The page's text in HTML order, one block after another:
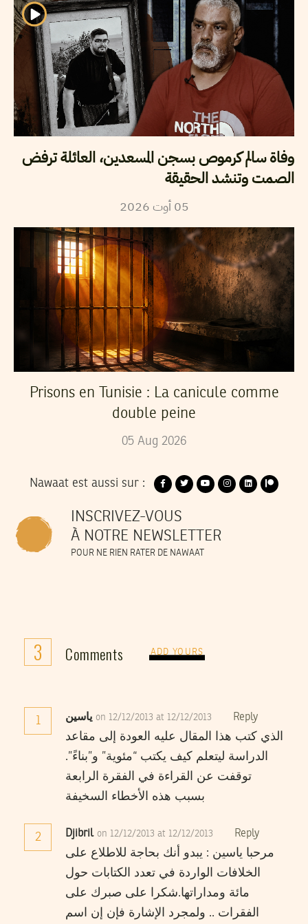
وفاة سالم كرموص بسجن المسعدين، العائلة ترفض
الصمت وتنشد الحقيقة
05 أوت2026
Prisons en Tunisie : La canicule comme
double peine
05 Aug 2026
Nawaat est aussi sur :
INSCRIVEZ-VOUS
À NOTRE NEWSLETTER
POUR NE RIEN RATER DE NAWAAT
3 Comments ADD YOURS
1 ياسين on 12/12/2013 at 12/12/2013 Reply
الذي كتب هذا المقال عليه العودة إلى مقاعد
الدراسة ليتعلم كيف يكتب “مئوية” و”بناءً”.
توقفت عن القراءة في الفقرة الرابعة
بسبب هذه الأخطاء السخيفة
2 Djibril on 12/12/2013 at 12/12/2013 Reply
مرحبا ياسين : يبدو أنك بحاجة للاطلاع على
الخلافات الواردة في تعدد الكتابات حول
مائة ومداراتها.شكرا على صبرك على
الفقرات .. ولمجرد الإشارة فإن إن اسم